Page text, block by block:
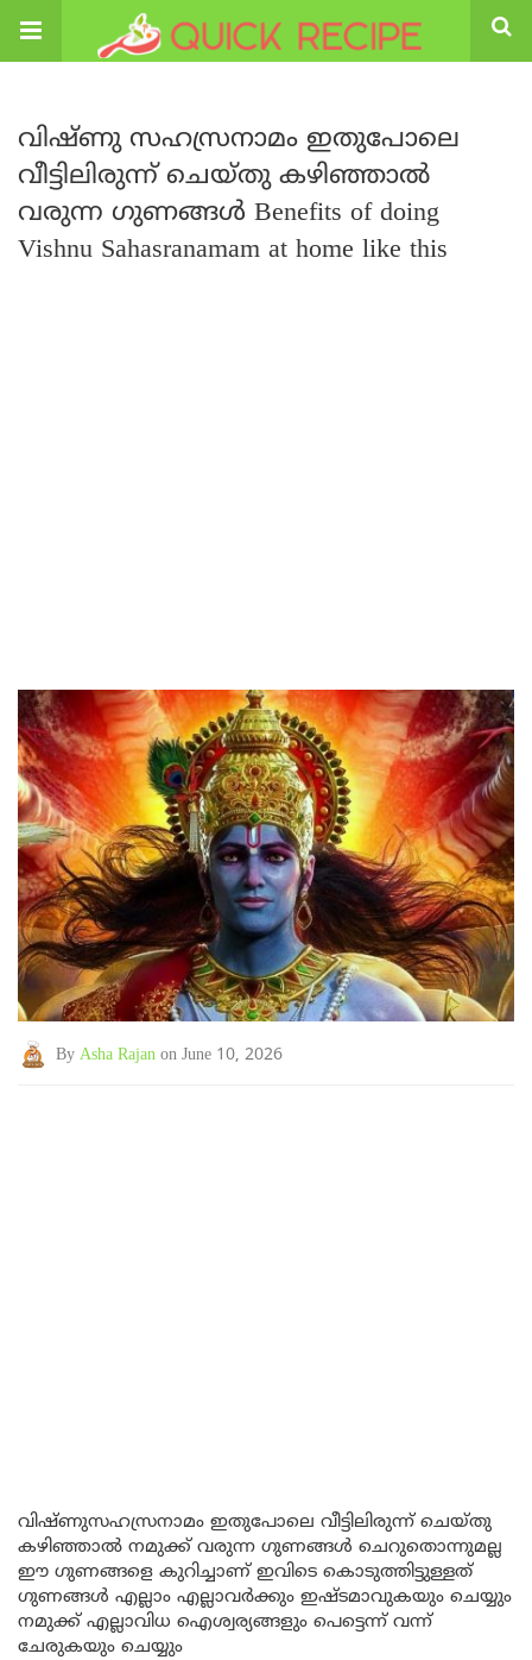
വിഷ്ണു സഹസ്രനാമം ഇതുപോലെ
വീട്ടിലിരുന്ന് ചെയ്തു കഴിഞ്ഞാൽ
വരുന്ന ഗുണങ്ങൾ Benefits of doing
Vishnu Sahasranamam at home like this
By Asha Rajan on June 10, 2026
വിഷ്ണുസഹസ്രനാമം ഇതുപോലെ വീട്ടിലിരുന്ന് ചെയ്തു
കഴിഞ്ഞാൽ നമുക്ക് വരുന്ന ഗുണങ്ങൾ ചെറുതൊന്നുമല്ല
ഈ ഗുണങ്ങളെ കുറിച്ചാണ് ഇവിടെ കൊടുത്തിട്ടുള്ളത്
ഗുണങ്ങൾ എല്ലാം എല്ലാവർക്കും ഇഷ്ടമാവുകയും ചെയ്യും
നമുക്ക് എല്ലാവിധ ഐശ്വര്യങ്ങളും പെട്ടെന്ന് വന്ന്
ചേരുകയും ചെയ്യും